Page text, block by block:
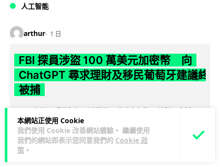
本網站正使用 Cookie
我們使用 Cookie 改善網站體驗。 繼續使用
我們的網站即表示您同意我們的 Cookie 政
策 。
人工智能
arthur 1 日
FBI 探員涉盜 100 萬美元加密幣 向
ChatGPT 尋求理財及移民葡萄牙建議終
被捕
FBI 一名資深反情報探員涉嫌利用職務之便盜取敵對國家近 100
萬美元加密貨幣，事後更向 ChatGPT 諮詢理財及移民葡萄牙方
案，最終因... 閱讀全文
23